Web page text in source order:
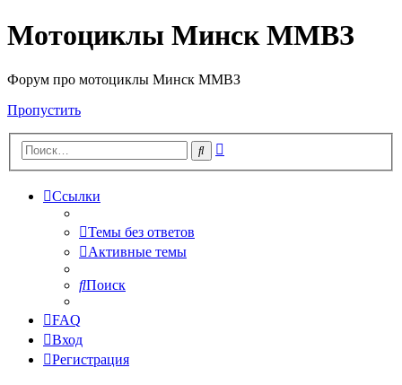
Мотоциклы Минск ММВЗ
Форум про мотоциклы Минск ММВЗ
Пропустить
Поиск
Ссылки
Темы без ответов
Активные темы
Поиск
FAQ
Вход
Регистрация